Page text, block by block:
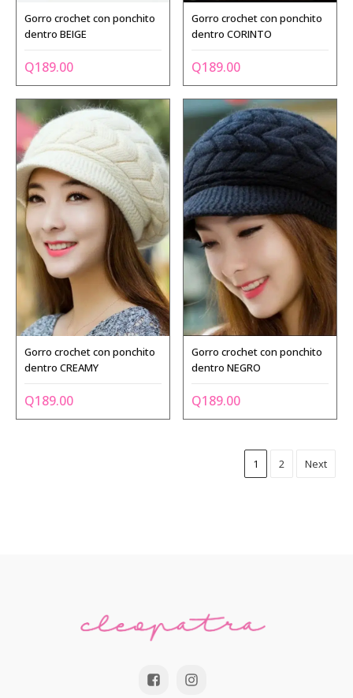
Gorro crochet con ponchito
dentro BEIGE
Q189.00
Gorro crochet con ponchito
dentro CORINTO
Q189.00
Gorro crochet con ponchito
dentro CREAMY
Q189.00
Gorro crochet con ponchito
dentro NEGRO
Q189.00
1 2 Next